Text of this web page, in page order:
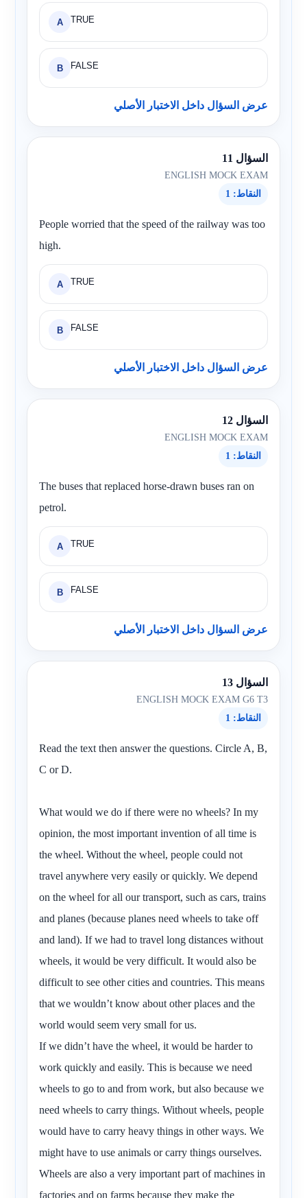
A TRUE
B FALSE
عرض السؤال داخل الاختبار الأصلي
السؤال 11
ENGLISH MOCK EXAM
النقاط: 1
People worried that the speed of the railway was too
high.
A TRUE
B FALSE
عرض السؤال داخل الاختبار الأصلي
السؤال 12
ENGLISH MOCK EXAM
النقاط: 1
The buses that replaced horse-drawn buses ran on
petrol.
A TRUE
B FALSE
عرض السؤال داخل الاختبار الأصلي
السؤال 13
ENGLISH MOCK EXAM G6 T3
النقاط: 1
Read the text then answer the questions. Circle A, B,
C or D.
What would we do if there were no wheels? In my
opinion, the most important invention of all time is
the wheel. Without the wheel, people could not
travel anywhere very easily or quickly. We depend
on the wheel for all our transport, such as cars, trains
and planes (because planes need wheels to take off
and land). If we had to travel long distances without
wheels, it would be very difficult. It would also be
difficult to see other cities and countries. This means
that we wouldn’t know about other places and the
world would seem very small for us.
If we didn’t have the wheel, it would be harder to
work quickly and easily. This is because we need
wheels to go to and from work, but also because we
need wheels to carry things. Without wheels, people
would have to carry heavy things in other ways. We
might have to use animals or carry things ourselves.
Wheels are also a very important part of machines in
factories and on farms because they make the